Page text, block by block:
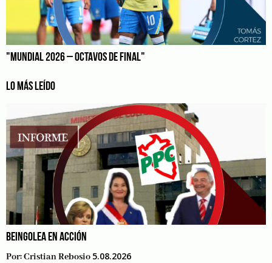
"MUNDIAL 2026 – OCTAVOS DE FINAL"
LO MÁS LEÍDO
BEINGOLEA EN ACCIÓN
Por:Cristian Rebosio 5.08.2026